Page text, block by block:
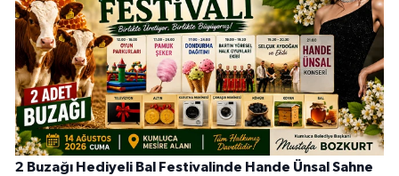
2 Buzağı Hediyeli Bal Festivalinde Hande Ünsal Sahne